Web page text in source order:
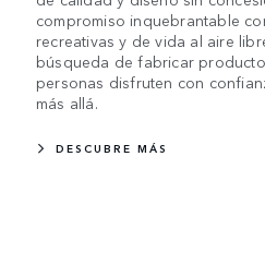
compromiso inquebrantable
recreativas y de vida al aire
búsqueda de fabricar
personas disfruten con
más allá.
DESCUBRE MÁS